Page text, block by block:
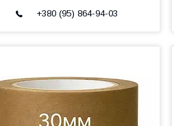
+380 (95) 864-94-03